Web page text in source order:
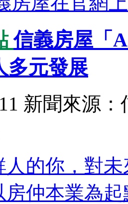
信義房屋「
多元發展
新聞來源：
人的你，對
房仲本業為